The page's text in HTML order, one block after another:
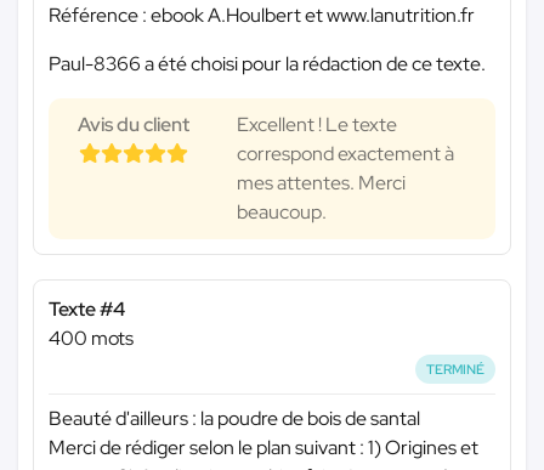
Référence : ebook A.Houlbert et www.lanutrition.fr
Paul-8366 a été choisi pour la rédaction de ce texte.
Avis du client
Excellent ! Le texte
correspond exactement à
mes attentes. Merci
beaucoup.
Texte #4
400 mots
TERMINÉ
Beauté d'ailleurs : la poudre de bois de santal
Merci de rédiger selon le plan suivant : 1) Origines et